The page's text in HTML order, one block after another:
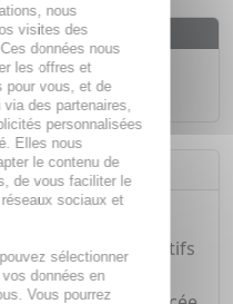
55€
en 24h*
est une
concentrée en actifs
les signes du
nous
visites des
données nous
les offres et
pour vous, et de
des partenaires,
personnalisées
Elles nous
le contenu de
de vous faciliter le
sociaux et
sélectionner
données en
Vous pourrez